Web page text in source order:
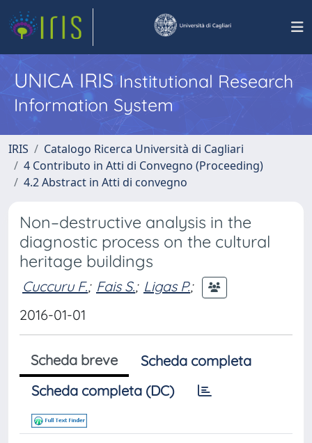
UNICA IRISInstitutional Research
Information System
IRIS
Catalogo Ricerca Università di Cagliari
4 Contributo in Atti di Convegno (Proceeding)
4.2 Abstract in Atti di convegno
Non–destructive analysis in the
diagnostic process on the cultural
heritage buildings
Cuccuru F.; Fais S.; Ligas P.;
2016-01-01
Scheda breve
Scheda completa
Scheda completa (DC)